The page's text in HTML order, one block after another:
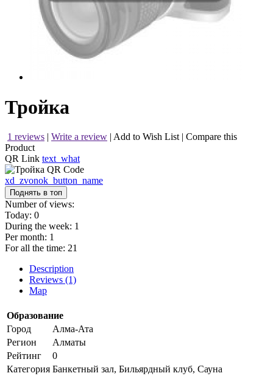
Тройка
1 reviews | Write a review | Add to Wish List | Compare this
Product
QR Link text_what
xd_zvonok_button_name
Поднять в топ
Number of views:
Today: 0
During the week: 1
Per month: 1
For all the time: 21
Description
Reviews (1)
Map
Образование
Город
Алма-Ата
Регион
Алматы
Рейтинг
0
Категория Банкетный зал, Бильярдный клуб, Сауна